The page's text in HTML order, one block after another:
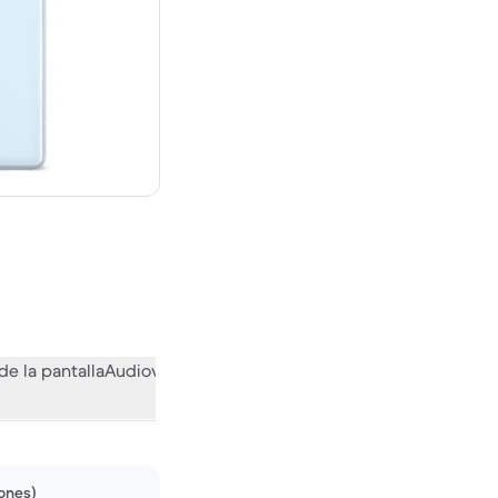
vale 649,99 €
la pantallaAudiovisual